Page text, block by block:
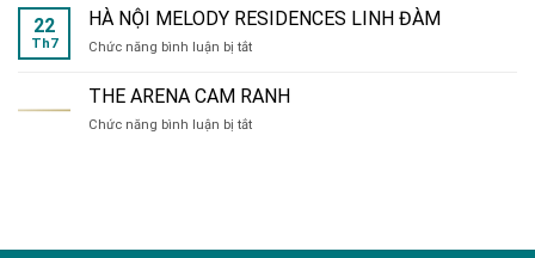
tiện
ích
đa
tại
Melody
22
Th7
HÀ NỘI MELODY RESIDENCES LINH ĐÀM
Chức năng bình luận bị tắtở
NỘI
MELODY
RESIDENCES
THE ARENA CAM RANH
Chức năng bình luận bị tắtở